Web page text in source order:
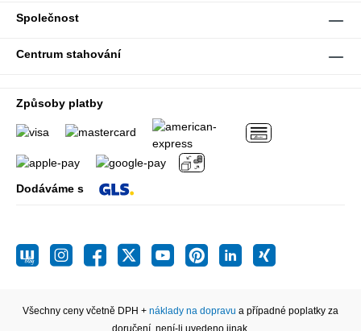
Společnost
Centrum stahování
Způsoby platby
Dodáváme s
Všechny ceny včetně DPH + náklady na dopravu a případné poplatky za
doručení, není-li uvedeno jinak.